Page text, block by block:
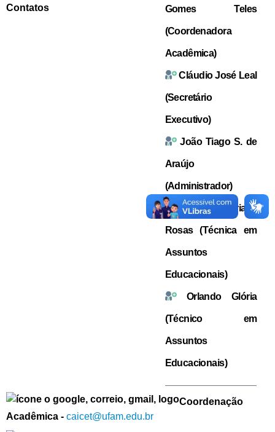
Gomes Teles
(Coordenadora
Acadêmica)
Cláudio José Leal
(Secretário
Executivo)
João Tiago S. de
Araújo
(Administrador)
Maria Katriane
Rosas (Técnica em
Assuntos
Educacionais)
Orlando Glória
(Técnico em
Assuntos
Educacionais)
Contatos
Coordenação
Acadêmica - caicet@ufam.edu.br